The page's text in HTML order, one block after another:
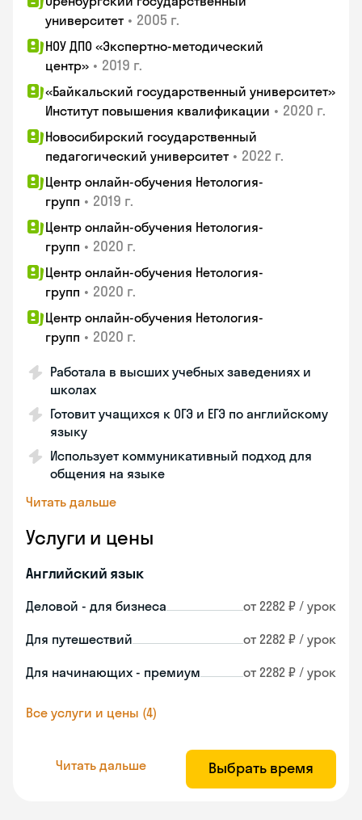
университет • 2005 г.
НОУ ДПО «Экспертно-методический
центр» • 2019 г.
«Байкальский государственный университет»
Институт повышения квалификации • 2020 г.
Новосибирский государственный
педагогический университет • 2022 г.
Центр онлайн-обучения Нетология-
групп • 2019 г.
Центр онлайн-обучения Нетология-
групп • 2020 г.
Центр онлайн-обучения Нетология-
групп • 2020 г.
Центр онлайн-обучения Нетология-
групп • 2020 г.
Работала в высших учебных заведениях и
школах
Готовит учащихся к ОГЭ и ЕГЭ по английскому
языку
Использует коммуникативный подход для
общения на языке
Читать дальше
Услуги и цены
Английский язык
Деловой - для бизнеса от 2282 ₽ / урок
Для путешествий от 2282 ₽ / урок
Для начинающих - премиум от 2282 ₽ / урок
Все услуги и цены (4)
Читать дальше Выбрать время